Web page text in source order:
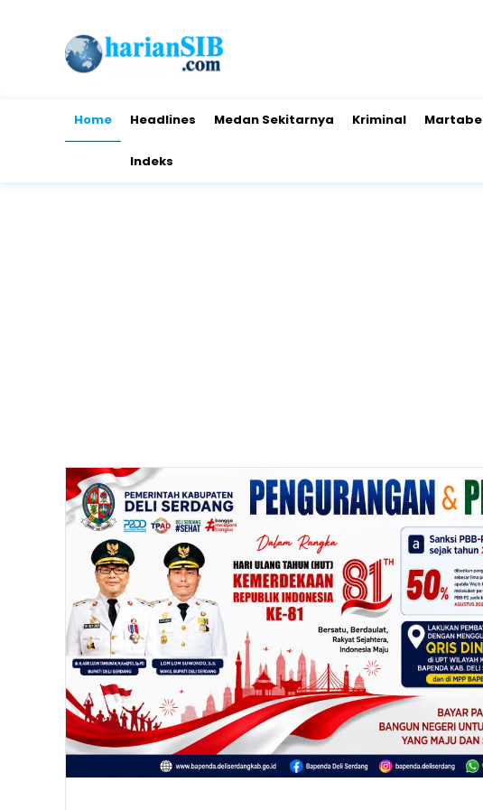
Home Headlines Medan Sekitarnya Kriminal Martabe
Indeks